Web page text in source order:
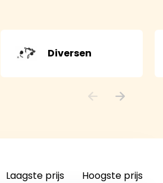
Diversen
Laagste prijs Hoogste prijs